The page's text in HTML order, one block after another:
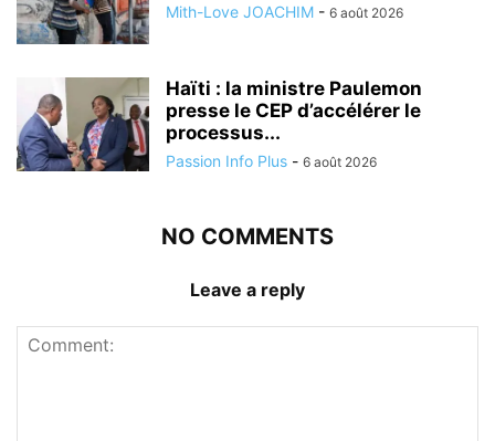
Mith-Love JOACHIM - 6 août 2026
Haïti : la ministre Paulemon
presse le CEP d’accélérer le
processus...
Passion Info Plus - 6 août 2026
NO COMMENTS
Leave a reply